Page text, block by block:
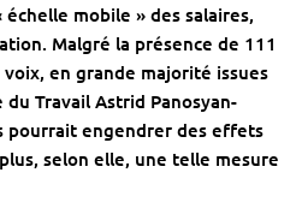
mobile » des salaires,
Malgré la présence de 111
en grande majorité issues
Travail Astrid Panosyan-
pourrait engendrer des effets
selon elle, une telle mesure